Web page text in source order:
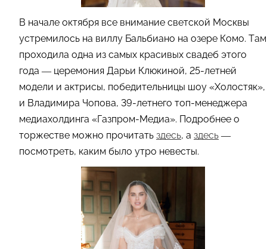
В начале октября все внимание светской Москвы
устремилось на виллу Бальбиано на озере Комо. Там
проходила одна из самых красивых свадеб этого
года — церемония Дарьи Клюкиной, 25-летней
модели и актрисы, победительницы шоу «Холостяк»,
и Владимира Чопова, 39-летнего топ-менеджера
медиахолдинга «Газпром-Медиа». Подробнее о
торжестве можно прочитать здесь, а здесь —
посмотреть, каким было утро невесты.